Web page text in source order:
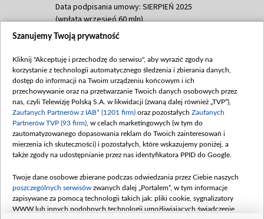
Data podpisania umowy: SIERPIEŃ 2025
(wpłata wrzesień 60 mln)
Dofinansowanie 635 783 051,21 PLN
(wpłata wrzesień 100 mln, październik 350
mln, listopad 265 mln)
Dofinansowanie 48 862 000,00 PLN
Data podpisania umowy: GRUDZIEŃ 2025
(wpłata grudzień 60,548 mln)
Dofinansowanie 900 000 000,00 PLN
Data podpisania umowy: LUTY 2026 (wpłata
kwiecień 180 mln, 7 maja 180 mln, 8
czerwca 90 mln)
Dofinansowanie 250 000 000,00 PLN
Szanujemy Twoją prywatność
Kliknij "Akceptuję i przechodzę do serwisu", aby wyrazić zgody na
korzystanie z technologii automatycznego śledzenia i zbierania danych,
dostęp do informacji na Twoim urządzeniu końcowym i ich
przechowywanie oraz na przetwarzanie Twoich danych osobowych przez
nas, czyli Telewizję Polską S.A. w likwidacji (zwaną dalej również „TVP”),
Zaufanych Partnerów z IAB* (1201 firm) oraz pozostałych Zaufanych
Partnerów TVP (93 firm) , w celach marketingowych (w tym do
zautomatyzowanego dopasowania reklam do Twoich zainteresowań i
mierzenia ich skuteczności) i pozostałych, które wskazujemy poniżej, a
także zgody na udostępnianie przez nas identyfikatora PPID do Google.
Twoje dane osobowe zbierane podczas odwiedzania przez Ciebie naszych
poszczególnych serwisów zwanych dalej „Portalem”, w tym informacje
zapisywane za pomocą technologii takich jak: pliki cookie, sygnalizatory
WWW lub innych podobnych technologii umożliwiających świadczenie